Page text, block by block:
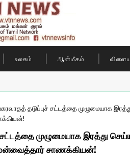
உலகம் ஆன்மீகம்
தடுப்புச் சட்டத்தை முழுமையாக
முழுமையாக இரத்து
சாணக்கியன்!